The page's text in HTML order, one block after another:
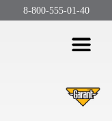
8-800-555-01-40